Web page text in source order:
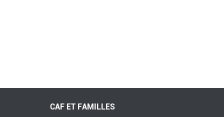
CAF ET FAMILLES